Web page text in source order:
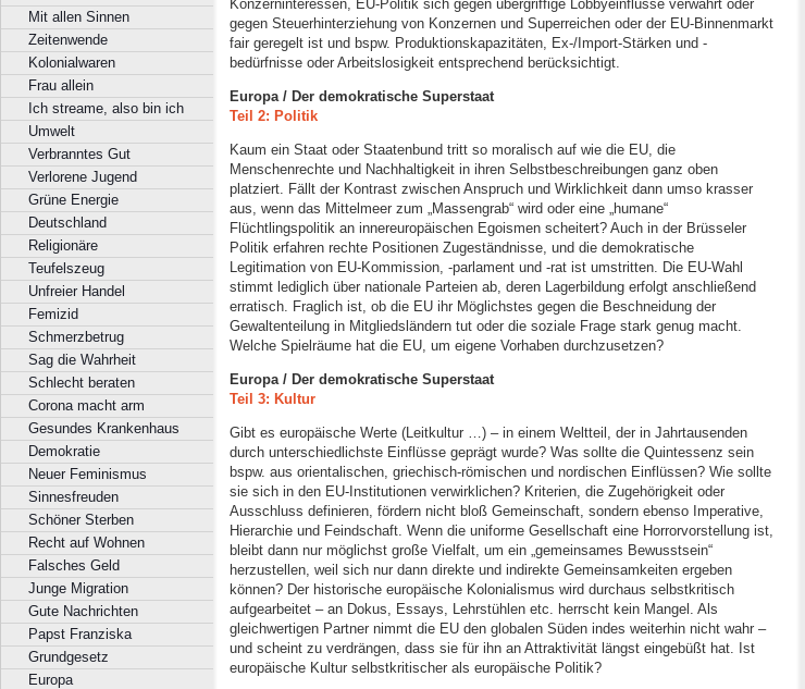
Mit allen Sinnen
Zeitenwende
Kolonialwaren
Frau allein
Ich streame, also bin ich
Umwelt
Verbranntes Gut
Verlorene Jugend
Grüne Energie
Deutschland
Religionäre
Teufelszeug
Unfreier Handel
Femizid
Schmerzbetrug
Sag die Wahrheit
Schlecht beraten
Corona macht arm
Gesundes Krankenhaus
Demokratie
Neuer Feminismus
Sinnesfreuden
Schöner Sterben
Recht auf Wohnen
Falsches Geld
Junge Migration
Gute Nachrichten
Papst Franziska
Grundgesetz
Europa
Konzerninteressen, EU-Politik sich gegen übergriffige Lobbyeinflüsse verwahrt oder
gegen Steuerhinterziehung von Konzernen und Superreichen oder der EU-Binnenmarkt
fair geregelt ist und bspw. Produktionskapazitäten, Ex-/Import-Stärken und -
bedürfnisse oder Arbeitslosigkeit entsprechend berücksichtigt.
Europa / Der demokratische Superstaat
Teil 2: Politik
Kaum ein Staat oder Staatenbund tritt so moralisch auf wie die EU, die
Menschenrechte und Nachhaltigkeit in ihren Selbstbeschreibungen ganz oben
platziert. Fällt der Kontrast zwischen Anspruch und Wirklichkeit dann umso krasser
aus, wenn das Mittelmeer zum „Massengrab“ wird oder eine „humane“
Flüchtlingspolitik an innereuropäischen Egoismen scheitert? Auch in der Brüsseler
Politik erfahren rechte Positionen Zugeständnisse, und die demokratische
Legitimation von EU-Kommission, -parlament und -rat ist umstritten. Die EU-Wahl
stimmt lediglich über nationale Parteien ab, deren Lagerbildung erfolgt anschließend
erratisch. Fraglich ist, ob die EU ihr Möglichstes gegen die Beschneidung der
Gewaltenteilung in Mitgliedsländern tut oder die soziale Frage stark genug macht.
Welche Spielräume hat die EU, um eigene Vorhaben durchzusetzen?
Europa / Der demokratische Superstaat
Teil 3: Kultur
Gibt es europäische Werte (Leitkultur …) – in einem Weltteil, der in Jahrtausenden
durch unterschiedlichste Einflüsse geprägt wurde? Was sollte die Quintessenz sein
bspw. aus orientalischen, griechisch-römischen und nordischen Einflüssen? Wie sollte
sie sich in den EU-Institutionen verwirklichen? Kriterien, die Zugehörigkeit oder
Ausschluss definieren, fördern nicht bloß Gemeinschaft, sondern ebenso Imperative,
Hierarchie und Feindschaft. Wenn die uniforme Gesellschaft eine Horrorvorstellung ist,
bleibt dann nur möglichst große Vielfalt, um ein „gemeinsames Bewusstsein“
herzustellen, weil sich nur dann direkte und indirekte Gemeinsamkeiten ergeben
können? Der historische europäische Kolonialismus wird durchaus selbstkritisch
aufgearbeitet – an Dokus, Essays, Lehrstühlen etc. herrscht kein Mangel. Als
gleichwertigen Partner nimmt die EU den globalen Süden indes weiterhin nicht wahr –
und scheint zu verdrängen, dass sie für ihn an Attraktivität längst eingebüßt hat. Ist
europäische Kultur selbstkritischer als europäische Politik?